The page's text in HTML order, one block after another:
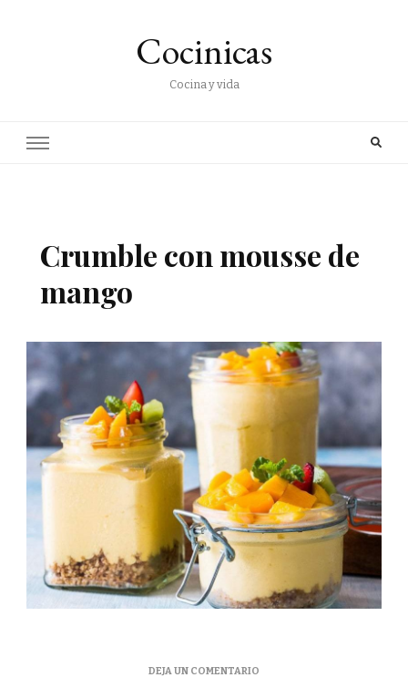
Cocinicas
Cocina y vida
Crumble con mousse de
mango
DEJA UN COMENTARIO